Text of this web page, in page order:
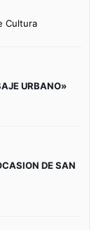
Cultura
URBANO»
DE SAN